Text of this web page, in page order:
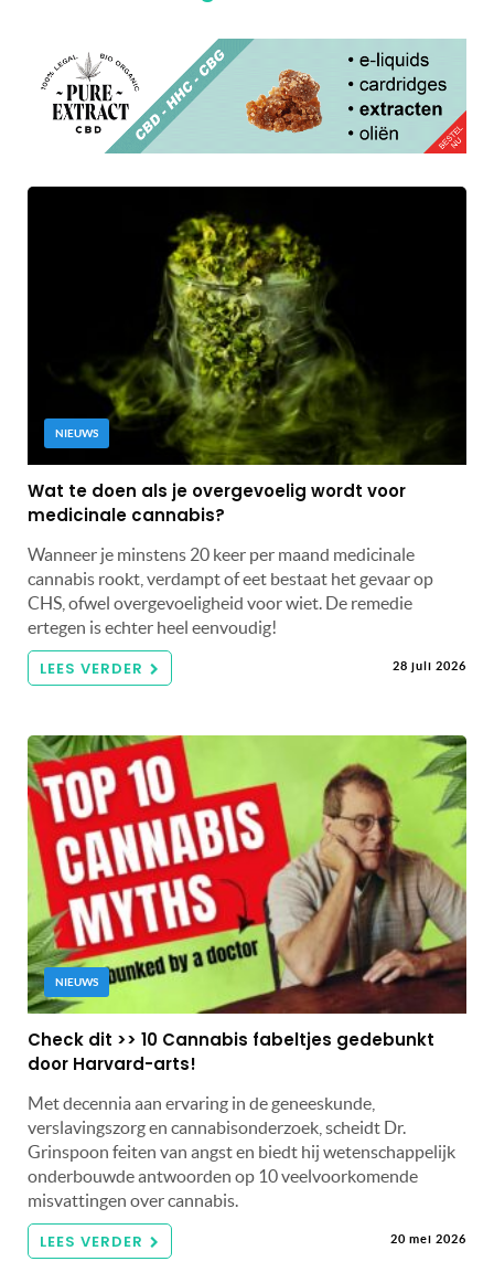
NIEUWS
Wat te doen als je overgevoelig wordt voor
medicinale cannabis?
Wanneer je minstens 20 keer per maand medicinale
cannabis rookt, verdampt of eet bestaat het gevaar op
CHS, ofwel overgevoeligheid voor wiet. De remedie
ertegen is echter heel eenvoudig!
LEES VERDER 28 juli 2026
NIEUWS
Check dit >> 10 Cannabis fabeltjes gedebunkt
door Harvard-arts!
Met decennia aan ervaring in de geneeskunde,
verslavingszorg en cannabisonderzoek, scheidt Dr.
Grinspoon feiten van angst en biedt hij wetenschappelijk
onderbouwde antwoorden op 10 veelvoorkomende
misvattingen over cannabis.
LEES VERDER 20 mei 2026